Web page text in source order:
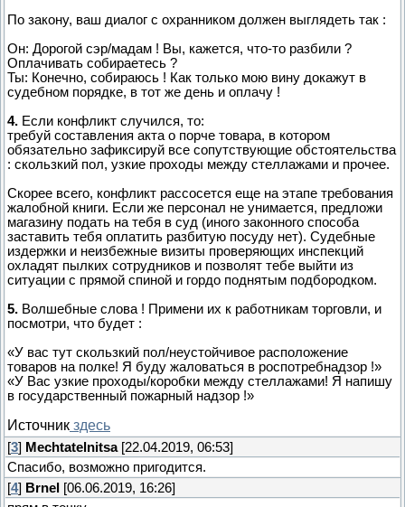
По закону, ваш диалог с охранником должен выглядеть так :
Он: Дорогой сэр/мадам ! Вы, кажется, что-то разбили ?
Оплачивать собираетесь ?
Ты: Конечно, собираюсь ! Как только мою вину докажут в
судебном порядке, в тот же день и оплачу !
4. Если конфликт случился, то:
требуй составления акта о порче товара, в котором
обязательно зафиксируй все сопутствующие обстоятельства
: скользкий пол, узкие проходы между стеллажами и прочее.
Скорее всего, конфликт рассосется еще на этапе требования
жалобной книги. Если же персонал не унимается, предложи
магазину подать на тебя в суд (иного законного способа
заставить тебя оплатить разбитую посуду нет). Судебные
издержки и неизбежные визиты проверяющих инспекций
охладят пылких сотрудников и позволят тебе выйти из
ситуации с прямой спиной и гордо поднятым подбородком.
5. Волшебные слова ! Примени их к работникам торговли, и
посмотри, что будет :
«У вас тут скользкий пол/неустойчивое расположение
товаров на полке! Я буду жаловаться в роспотребнадзор !»
«У Вас узкие проходы/коробки между стеллажами! Я напишу
в государственный пожарный надзор !»
Источник здесь
[3] Mechtatelnitsa[22.04.2019, 06:53]
Спасибо, возможно пригодится.
[4] Brnel
[06.06.2019, 16:26]